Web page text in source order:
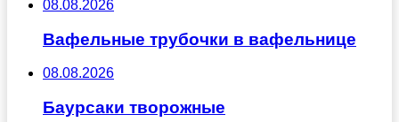
08.08.2026
Вафельные трубочки в вафельнице
08.08.2026
Баурсаки творожные